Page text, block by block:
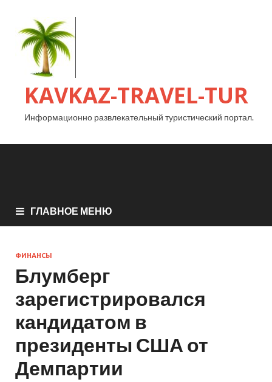
KAVKAZ-TRAVEL-TUR
Информационно развлекательный туристический портал.
ГЛАВНОЕ МЕНЮ
ФИНАНСЫ
Блумберг
зарегистрировался
кандидатом в
президенты США от
Демпартии